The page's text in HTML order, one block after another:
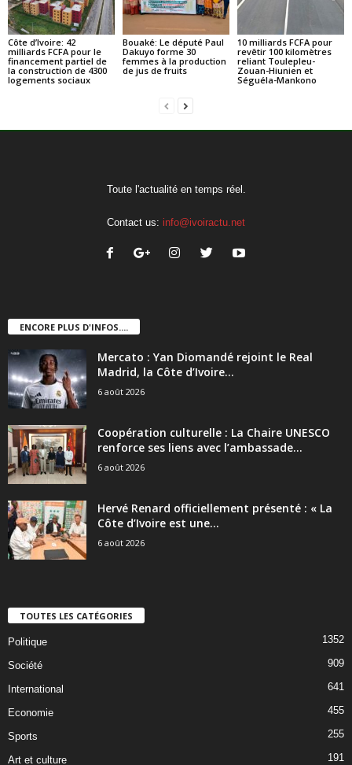
Côte d’Ivoire: 42
milliards FCFA pour le
financement partiel de
la construction de 4300
logements sociaux
Bouaké: Le député Paul
Dakuyo forme 30
femmes à la production
de jus de fruits
10 milliards FCFA pour
revêtir 100 kilomètres
reliant Toulepleu-
Zouan-Hiunien et
Séguéla-Mankono
Toute l'actualité en temps réel.
Contact us: info@ivoiractu.net
ENCORE PLUS D'INFOS....
Mercato : Yan Diomandé rejoint le Real
Madrid, la Côte d’Ivoire...
6 août 2026
Coopération culturelle : La Chaire UNESCO
renforce ses liens avec l’ambassade...
6 août 2026
Hervé Renard officiellement présenté : « La
Côte d’Ivoire est une...
6 août 2026
TOUTES LES CATÉGORIES
Politique 1352
Société 909
International 641
Economie 455
Sports 255
Art et culture 191